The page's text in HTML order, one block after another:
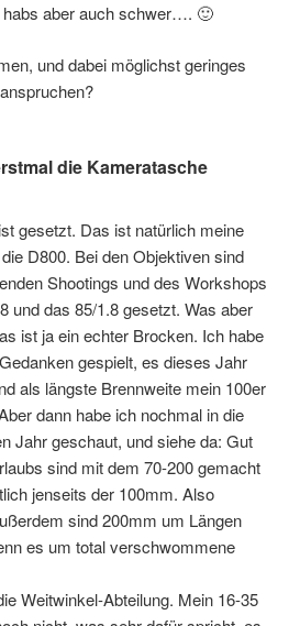
aber auch schwer…. 🙂
und dabei möglichst geringes
die Kameratasche
gesetzt. Das ist natürlich meine
D800. Bei den Objektiven sind
Shootings und des Workshops
und das 85/1.8 gesetzt. Was aber
ist ja ein echter Brocken. Ich habe
gespielt, es dieses Jahr
als längste Brennweite mein 100er
dann habe ich nochmal in die
Jahr geschaut, und siehe da: Gut
sind mit dem 70-200 gemacht
jenseits der 100mm. Also
sind 200mm um Längen
es um total verschwommene
Weitwinkel-Abteilung. Mein 16-35